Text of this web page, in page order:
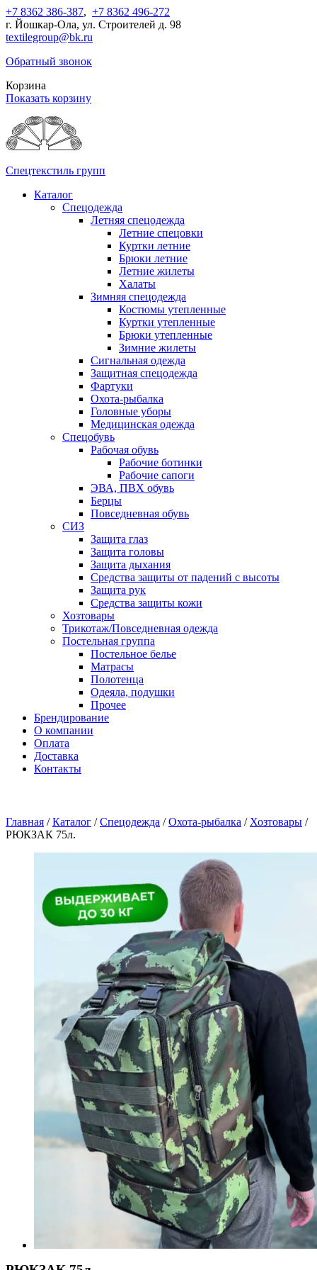
+7 8362 386-387, +7 8362 496-272
г. Йошкар-Ола, ул. Строителей д. 98
textilegroup@bk.ru
Обратный звонок
Корзина
Показать корзину
Спецтекстиль групп
Каталог
Спецодежда
Летняя спецодежда
Летние спецовки
Куртки летние
Брюки летние
Летние жилеты
Халаты
Зимняя спецодежда
Костюмы утепленные
Куртки утепленные
Брюки утепленные
Зимние жилеты
Сигнальная одежда
Защитная спецодежда
Фартуки
Охота-рыбалка
Головные уборы
Медицинская одежда
Спецобувь
Рабочая обувь
Рабочие ботинки
Рабочие сапоги
ЭВА, ПВХ обувь
Берцы
Повседневная обувь
СИЗ
Защита глаз
Защита головы
Защита дыхания
Средства защиты от падений с высоты
Защита рук
Средства защиты кожи
Хозтовары
Трикотаж/Повседневная одежда
Постельная группа
Постельное белье
Матрасы
Полотенца
Одеяла, подушки
Прочее
Брендирование
О компании
Оплата
Доставка
Контакты
Главная / Каталог / Спецодежда / Охота-рыбалка / Хозтовары /
РЮКЗАК 75л.